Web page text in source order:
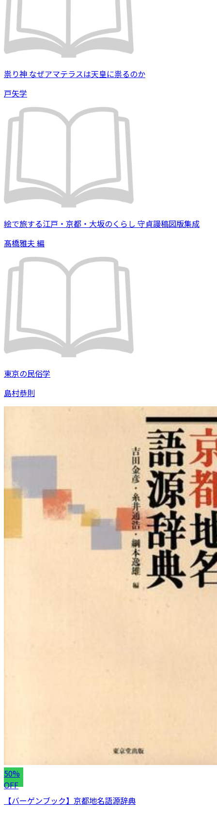
祟り神 なぜアマテラスは天皇に祟るのか
戸矢学
絵で旅する江戸・京都・大坂のくらし 守貞謾稿図版集成
髙橋雅夫 編
東京の民俗学
島村恭則
50%
OFF
【バーゲンブック】京都地名語源辞典